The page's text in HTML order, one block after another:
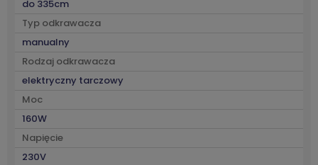
do 335cm
Typ odkrawacza
manualny
Rodzaj odkrawacza
elektryczny tarczowy
Moc
160W
Napięcie
230V